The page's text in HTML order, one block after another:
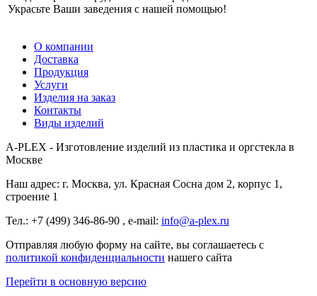
Украсьте Ваши заведения с нашей помощью!
О компании
Доставка
Продукция
Услуги
Изделия на заказ
Контакты
Виды изделий
A-PLEX - Изготовление изделий из пластика и оргстекла в
Москве
Наш адрес: г. Москва, ул. Красная Сосна дом 2, корпус 1,
строение 1
Тел.: +7 (499) 346-86-90 , e-mail: info@a-plex.ru
Отправляя любую форму на сайте, вы соглашаетесь с
политикой конфиденциальности нашего сайта
Перейти в основную версию